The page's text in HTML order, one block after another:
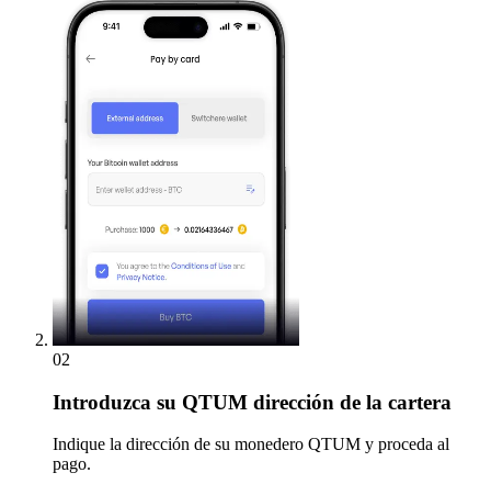
02
Introduzca su QTUM dirección de la cartera
Indique la dirección de su monedero QTUM y proceda al
pago.